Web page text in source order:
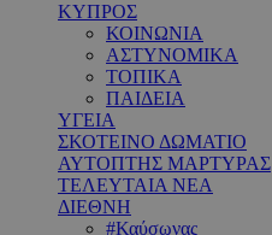
ΚΥΠΡΟΣ
ΚΟΙΝΩΝΙΑ
ΑΣΤΥΝΟΜΙΚΑ
ΤΟΠΙΚΑ
ΠΑΙΔΕΙΑ
ΥΓΕΙΑ
ΣΚΟΤΕΙΝΟ ΔΩΜΑΤΙΟ
ΑΥΤΟΠΤΗΣ ΜΑΡΤΥΡΑΣ
ΤΕΛΕΥΤΑΙΑ ΝΕΑ
ΔΙΕΘΝΗ
#Καύσωνας